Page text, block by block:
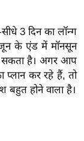
3 दिन का लॉन्ग
जून के एंड में मॉनसून
सकता है। अगर आप
प्लान कर रहे हैं, तो
होने वाला है।